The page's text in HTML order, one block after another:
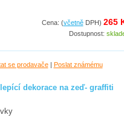
Cena: (včetněDPH) 265
Dostupnost:
se prodavače| Poslat známému
dekorace na zeď- graffiti